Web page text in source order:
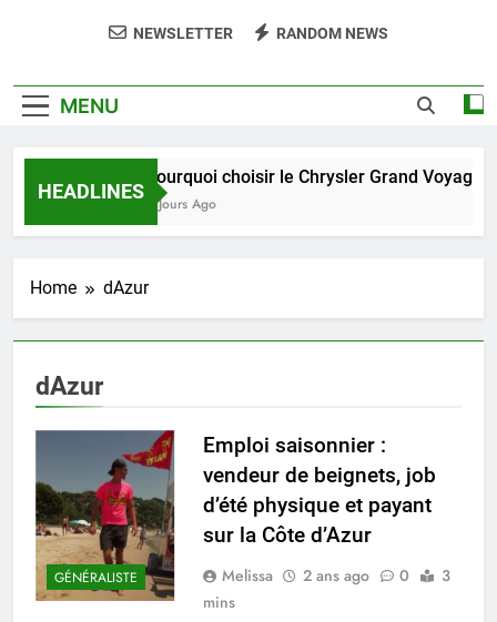
NEWSLETTER RANDOM NEWS
MENU
HEADLINES
Pourquoi choisir le Chrysler Grand
4 Jours Ago
Home dAzur
dAzur
GÉNÉRALISTE
Emploi saisonnier :
vendeur de beignets, job
d’été physique et payant
sur la Côte d’Azur
Melissa 2 ans ago 0
3
mins